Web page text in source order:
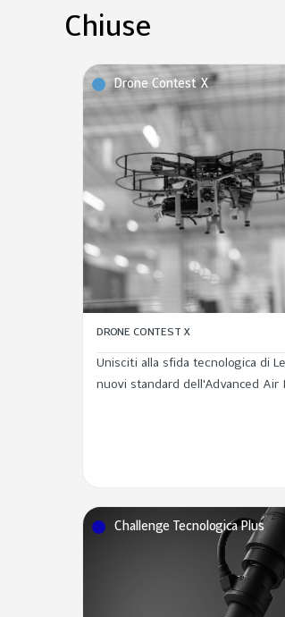
Chiuse
DRONE CONTEST X
Unisciti alla sfida tecnologica di
nuovi standard dell'Advanced Air
Drone Contest X
Challenge Tecnologica Plus